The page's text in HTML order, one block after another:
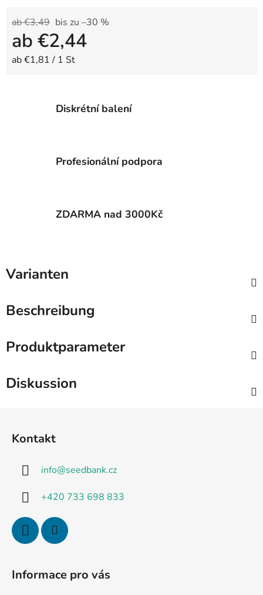
ab €3,49 bis zu –30 %
ab €2,44
Verkaufspreis:
ab €1,81 / 1 St
Diskrétní balení
Profesionální podpora
ZDARMA nad 3000Kč
Varianten
Beschreibung
Produktparameter
Diskussion
Kontakt
info@seedbank.cz
+420 733 698 833
Informace pro vás